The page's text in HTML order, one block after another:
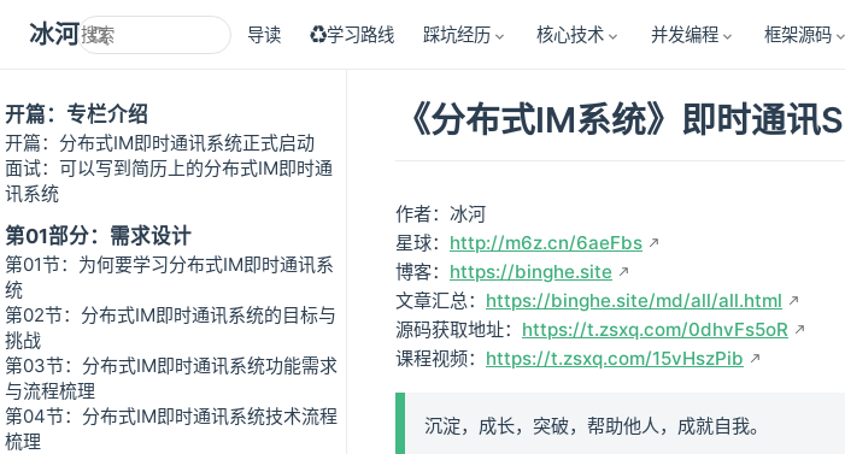
冰河技术 导读 ♻学习路线 踩坑经历 核心技术 并发编程 框架源码
开篇：专栏介绍
开篇：分布式IM即时通讯系统正式启动
面试：可以写到简历上的分布式IM即时通
讯系统
第01部分：需求设计
第01节：为何要学习分布式IM即时通讯系
统
第02节：分布式IM即时通讯系统的目标与
挑战
第03节：分布式IM即时通讯系统功能需求
与流程梳理
第04节：分布式IM即时通讯系统技术流程
梳理
《分布式IM系统》即时通
作者：冰河
星球： http://m6z.cn/6aeFbs
博客： https://binghe.site
文章汇总： https://binghe.site/md/all/all.html
源码获取地址： https://t.zsxq.com/0dhvFs5oR
课程视频： https://t.zsxq.com/15vHszPib
沉淀，成长，突破，帮助他人，成就自我。